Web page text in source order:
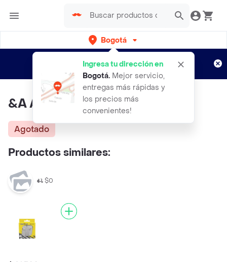
Bogotá
Ingresa tu dirección en
Bogotá. Mejor servicio,
entregas más rápidas y
los precios más
convenientes!
envíos gratis por semanas
Aplican TyC
&A Audif Recon 50P M
Agotado
Productos similares:
$0